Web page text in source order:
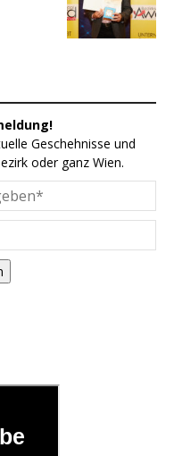
Geschehnisse und
oder ganz Wien.